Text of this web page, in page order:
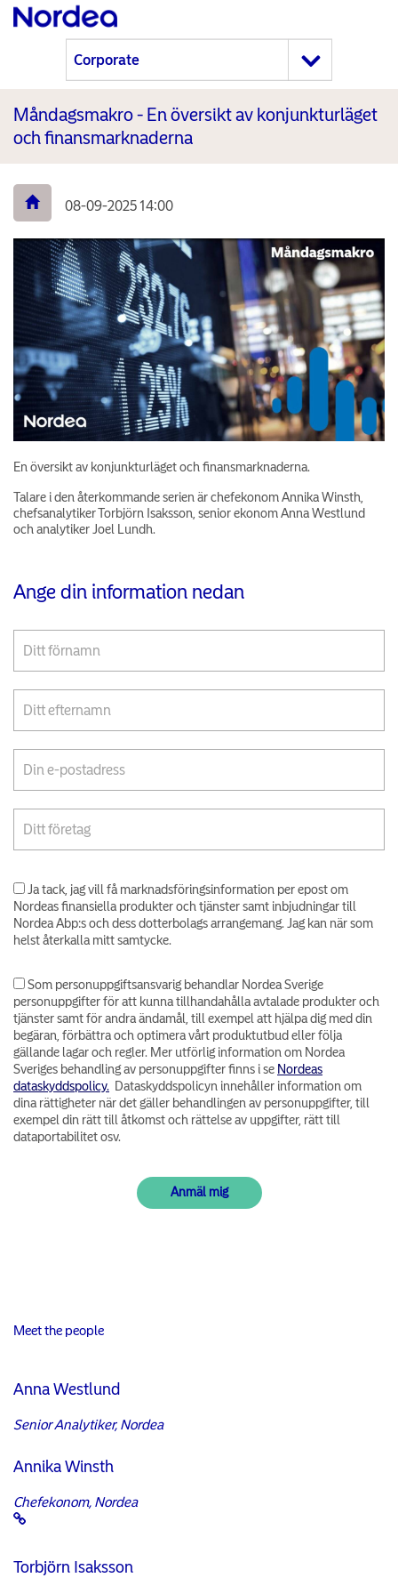
Måndagsmakro - En översikt av konjunkturläget
och finansmarknaderna
08-09-2025 14:00
En översikt av konjunkturläget och finansmarknaderna.
Talare i den återkommande serien är chefekonom Annika Winsth,
chefsanalytiker Torbjörn Isaksson, senior ekonom Anna Westlund
och analytiker Joel Lundh.
Ange din information nedan
Ja tack, jag vill få marknadsföringsinformation per epost om
Nordeas finansiella produkter och tjänster samt inbjudningar till
Nordea Abp:s och dess dotterbolags arrangemang. Jag kan när som
helst återkalla mitt samtycke.
Som personuppgiftsansvarig behandlar Nordea Sverige
personuppgifter för att kunna tillhandahålla avtalade produkter och
tjänster samt för andra ändamål, till exempel att hjälpa dig med din
begäran, förbättra och optimera vårt produktutbud eller följa
gällande lagar och regler. Mer utförlig information om Nordea
Sveriges behandling av personuppgifter finns i se Nordeas
dataskyddspolicy. Dataskyddspolicyn innehåller information om
dina rättigheter när det gäller behandlingen av personuppgifter, till
exempel din rätt till åtkomst och rättelse av uppgifter, rätt till
dataportabilitet osv.
Meet the people
Anna Westlund
Senior Analytiker, Nordea
Annika Winsth
Chefekonom, Nordea
Torbjörn Isaksson